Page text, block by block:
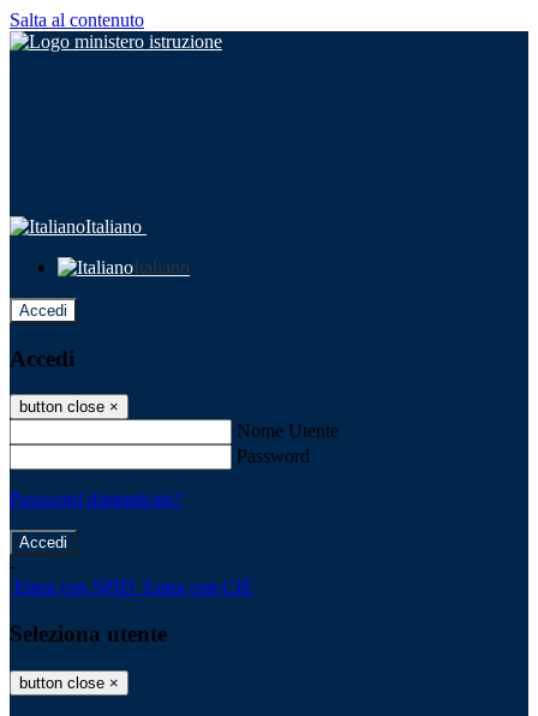
Salta al contenuto
Italiano
Italiano
Accedi
Accedi
button close ×
Nome Utente
Password
Password dimenticata?
-
Entra con SPID Entra con CIE
Seleziona utente
button close ×